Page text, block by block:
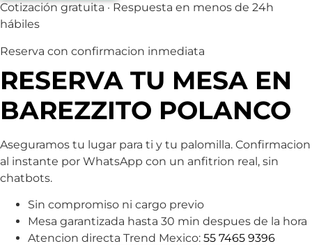
Cotización gratuita · Respuesta en menos de 24h
hábiles
Reserva con confirmacion inmediata
RESERVA TU MESA EN
BAREZZITO POLANCO
Aseguramos tu lugar para ti y tu palomilla. Confirmacion
al instante por WhatsApp con un anfitrion real, sin
chatbots.
Sin compromiso ni cargo previo
Mesa garantizada hasta 30 min despues de la hora
Atencion directa Trend Mexico: 55 7465 9396